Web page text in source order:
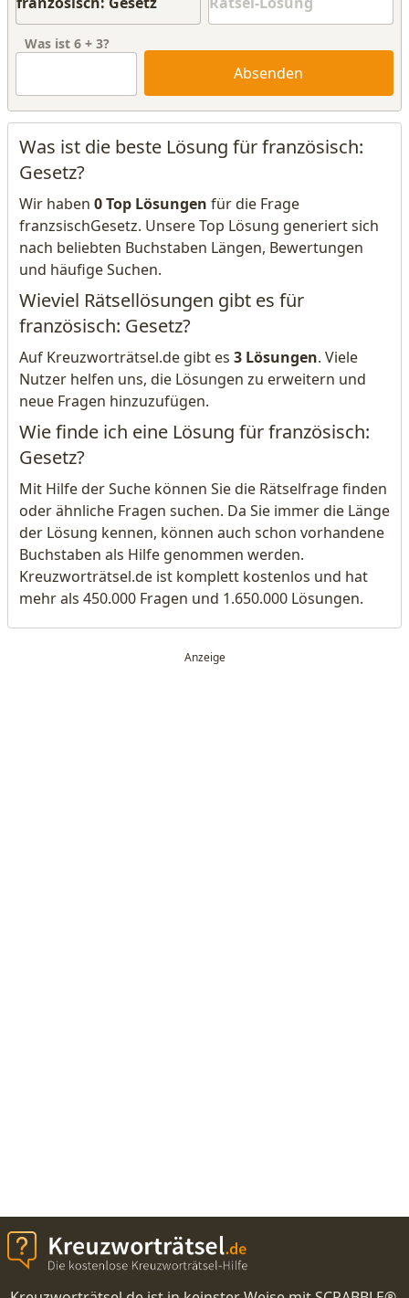
Was ist 6 + 3?
Absenden
Was ist die beste Lösung für französisch:
Gesetz?
Wir haben 0 Top Lösungen für die Frage
franzsischGesetz. Unsere Top Lösung generiert sich
nach beliebten Buchstaben Längen, Bewertungen
und häufige Suchen.
Wieviel Rätsellösungen gibt es für
französisch: Gesetz?
Auf Kreuzworträtsel.de gibt es 3 Lösungen. Viele
Nutzer helfen uns, die Lösungen zu erweitern und
neue Fragen hinzuzufügen.
Wie finde ich eine Lösung für französisch:
Gesetz?
Mit Hilfe der Suche können Sie die Rätselfrage finden
oder ähnliche Fragen suchen. Da Sie immer die Länge
der Lösung kennen, können auch schon vorhandene
Buchstaben als Hilfe genommen werden.
Kreuzworträtsel.de ist komplett kostenlos und hat
mehr als 450.000 Fragen und 1.650.000 Lösungen.